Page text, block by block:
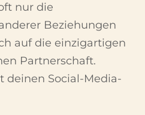
nur die
Beziehungen
auf die einzigartigen
Partnerschaft.
deinen Social-Media-